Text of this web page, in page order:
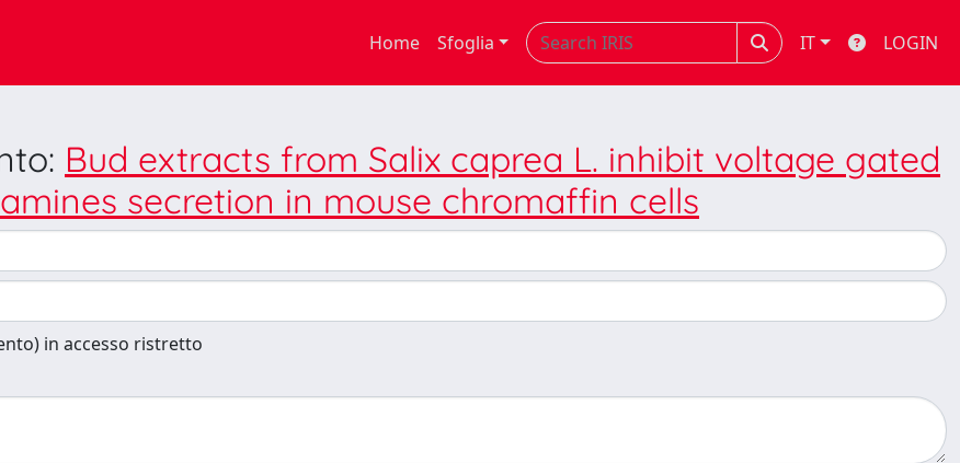
Home Sfoglia IT LOGIN
Bud extracts from Salix caprea L. inhibit voltage gated
secretion in mouse chromaffin cells
in accesso ristretto